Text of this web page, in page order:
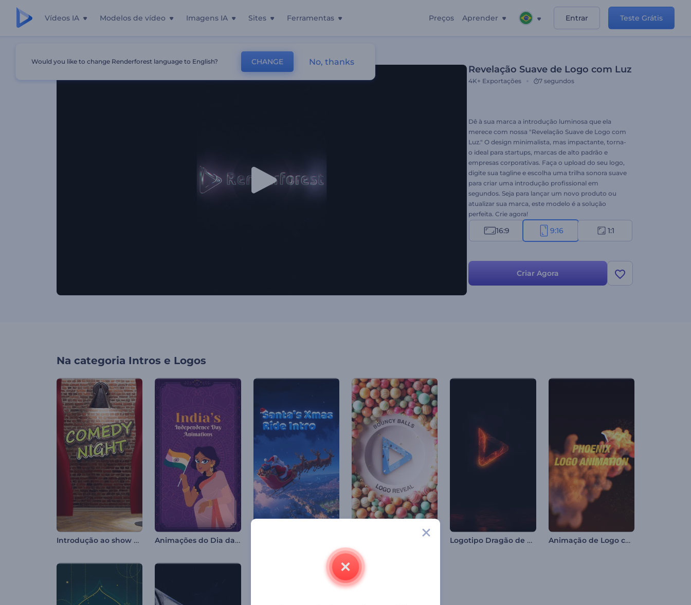
Vídeos IA Modelos de vídeo Imagens IA Sites Ferramentas Preços Aprender Entrar Teste Grátis
Revelação Suave de Logo com Luz
4K+ Exportações 7 segundos
Dê à sua marca a introdução luminosa que ela
merece com nossa "Revelação Suave de Logo com
Luz." O design minimalista, mas impactante, torna-
o ideal para startups, marcas de alto padrão e
empresas corporativas. Faça o upload do seu logo,
digite sua tagline e escolha uma trilha sonora suave
para criar uma introdução profissional em
segundos. Seja para lançar um novo produto ou
atualizar sua marca, este modelo é a solução
perfeita. Crie agora!
16:9 9:16 1:1
Criar Agora
Na categoria Intros e Logos
Introdução ao show de comédia Animações do Dia da Independência da Índia Logotipo Dragão de Fogo Animação de Logo com Fênix
Would you like to change Renderforest language to English? CHANGE No, thanks